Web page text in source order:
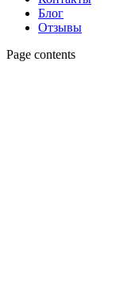
Блог
Отзывы
Page contents